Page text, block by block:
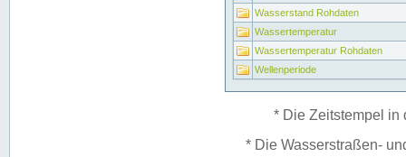
Wasserstand Rohdaten
Wassertemperatur
Wassertemperatur Rohdaten
Wellenperiode
* Die Zeitstempel in
* Die Wasserstraßen-